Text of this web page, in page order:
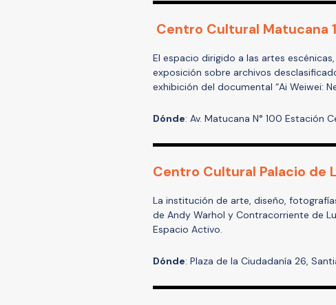
Centro Cultural Matucana
El espacio dirigido a las artes
exposición sobre archivos
exhibición del documental “Ai Weiwei:
Dónde: Av. Matucana N° 100 Estación
Centro Cultural Palacio de
La institución de arte, diseño,
de Andy Warhol y Contracorriente de
Espacio Activo.
Dónde: Plaza de la Ciudadanía 26,